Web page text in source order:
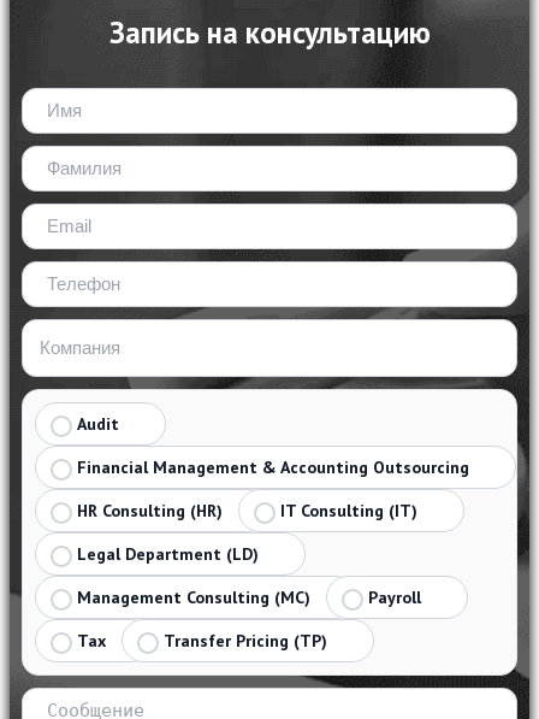
Запись на консультацию
Audit
Financial Management & Accounting Outsourcing
HR Consulting (HR)
IT Consulting (IT)
Legal Department (LD)
Management Consulting (MC)
Payroll
Tax
Transfer Pricing (TP)